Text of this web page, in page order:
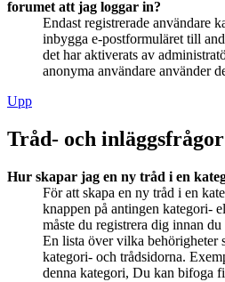
forumet att jag loggar in?
Endast registrerade användare
inbygga e-postformuläret till
det har aktiverats av
anonyma användare använder
Upp
Tråd- och inläggsfrågor
Hur skapar jag en ny tråd i en
För att skapa en ny tråd i en
knappen på antingen kategori-
måste du registrera dig innan
En lista över vilka behörigheter
kategori- och trådsidorna.
denna kategori, Du kan bifoga